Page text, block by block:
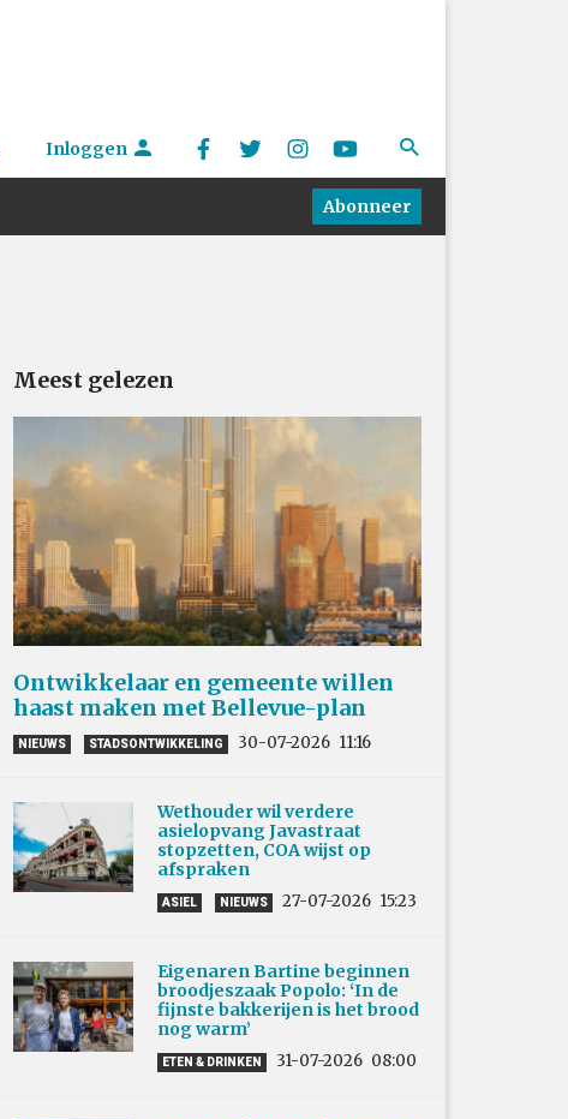
Inloggen
Abonneer
Meest gelezen
Ontwikkelaar en gemeente willen
haast maken met Bellevue-plan
NIEUWS STADSONTWIKKELING 30-07-2026 11:16
Wethouder wil verdere
asielopvang Javastraat
stopzetten, COA wijst op
afspraken
ASIEL NIEUWS 27-07-2026 15:23
Eigenaren Bartine beginnen
broodjeszaak Popolo: ‘In de
fijnste bakkerijen is het brood
nog warm’
ETEN & DRINKEN 31-07-2026 08:00